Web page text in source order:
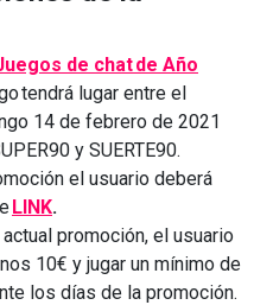
de chat de Año
tendrá lugar entre el
14 de febrero de 2021
y SUERTE90.
el usuario deberá
LINK.
promoción, el usuario
10€ y jugar un mínimo de
los días de la promoción.